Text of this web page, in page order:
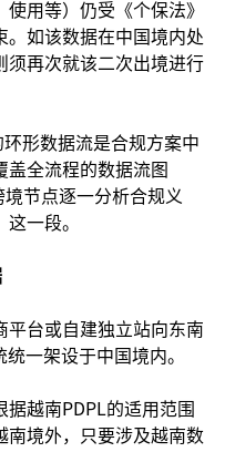
用等）仍受《个保法》
。如该数据在中国境内处
须再次就该二次出境进行
形数据流是合规方案中
盖全流程的数据流图
节点逐一分析合规义
一段。
平台或自建独立站向东南
一架设于中国境内。
据越南PDPL的适用范围
南境外，只要涉及越南数